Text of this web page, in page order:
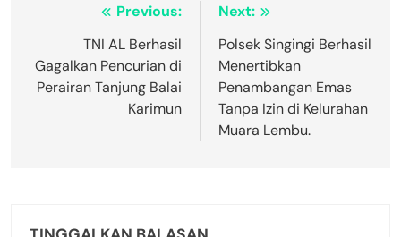
NavigasiPrevious:
TNI AL Berhasil
Gagalkan Pencurian di
Perairan Tanjung Balai
Karimun
Next:
Polsek Singingi Berhasil
Menertibkan
Penambangan Emas
Tanpa Izin di Kelurahan
Muara Lembu.